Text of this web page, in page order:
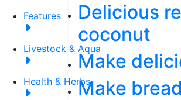
Features
Livestock & Aqua
Health & Herbs
Delicious
coconut
Make
Make